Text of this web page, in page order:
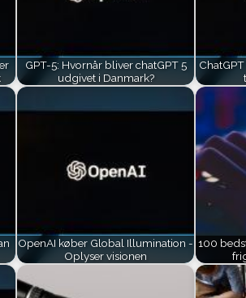
GPT-5: Hvornår bliver chatGPT 5
udgivet i Danmark?
OpenAI køber Global Illumination -
Oplyser visionen
100